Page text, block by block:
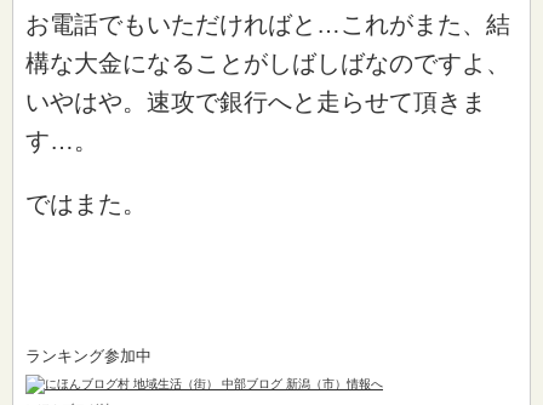
お電話でもいただければと…これがまた、結
構な大金になることがしばしばなのですよ、
いやはや。速攻で銀行へと走らせて頂きま
す…。
ではまた。
ランキング参加中